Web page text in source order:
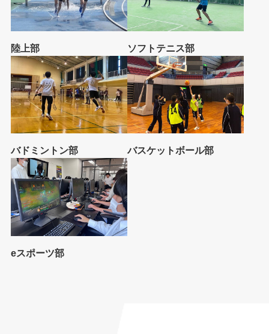
陸上部 ソフトテニス部
バドミントン部 バスケットボール部
eスポーツ部